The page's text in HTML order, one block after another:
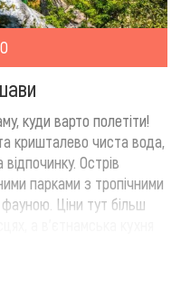
куди варто полетіти!
кришталево чиста вода,
Острів
парками з тропічними
Ціни тут більш
екзотичними фруктами.
храмів та місцевих